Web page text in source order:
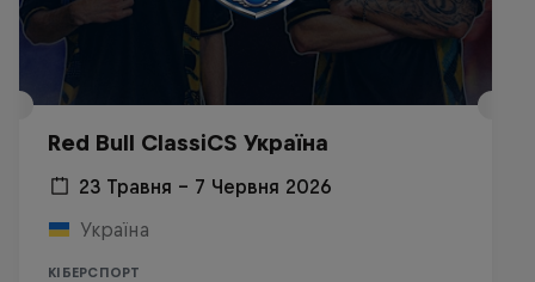
Red Bull ClassiCS Україна
23 Травня – 7 Червня 2026
Україна
КІБЕРСПОРТ